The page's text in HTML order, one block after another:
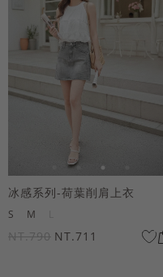
冰感系列-荷葉削肩上衣
S M
NT.790 NT.711